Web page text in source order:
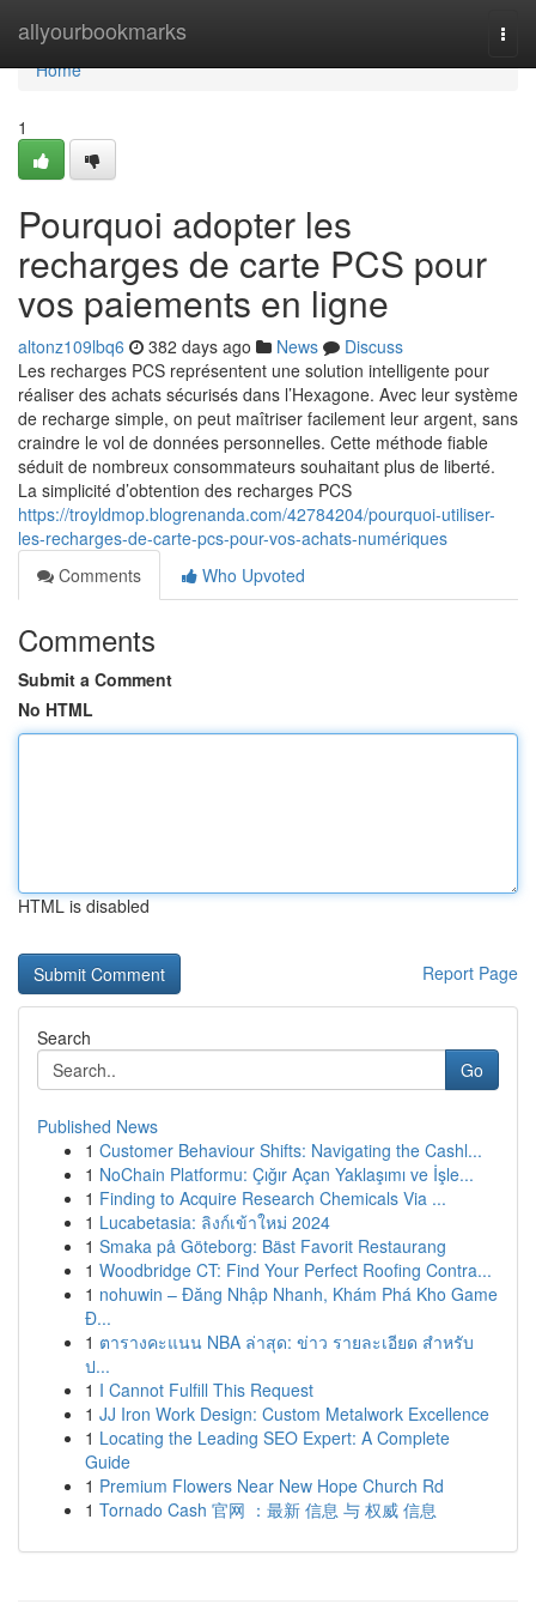
allyourbookmarks
Home
Home
1
Pourquoi adopter les
recharges de carte PCS pour
vos paiements en ligne
altonz109lbq6 382 days ago News
Discuss
Les recharges PCS représentent une solution intelligente pour
réaliser des achats sécurisés dans l’Hexagone. Avec leur système
de recharge simple, on peut maîtriser facilement leur argent, sans
craindre le vol de données personnelles. Cette méthode fiable
séduit de nombreux consommateurs souhaitant plus de liberté.
La simplicité d’obtention des recharges PCS
https://troyldmop.blogrenanda.com/42784204/pourquoi-utiliser-
les-recharges-de-carte-pcs-pour-vos-achats-numériques
Comments
Who Upvoted
Comments
Submit a Comment
No HTML
HTML is disabled
Report Page
Search
Go
Published News
1 Customer Behaviour Shifts: Navigating the Cashl...
1 NoChain Platformu: Çığır Açan Yaklaşımı ve İşle...
1 Finding to Acquire Research Chemicals Via ...
1 Lucabetasia: ลิงก์เข้าใหม่ 2024
1 Smaka på Göteborg: Bäst Favorit Restaurang
1 Woodbridge CT: Find Your Perfect Roofing Contra...
1 nohuwin – Đăng Nhập Nhanh, Khám Phá Kho Game
Đ...
1 ตารางคะแนน NBA ล่าสุด: ข่าว รายละเอียด สำหรับ
ป...
1 I Cannot Fulfill This Request
1 JJ Iron Work Design: Custom Metalwork Excellence
1 Locating the Leading SEO Expert: A Complete
Guide
1 Premium Flowers Near New Hope Church Rd
1 Tornado Cash 官网 ：最新 信息 与 权威 信息